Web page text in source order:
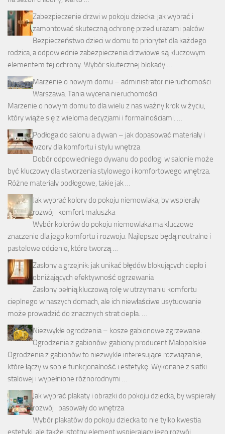
Zabezpieczenie drzwi w pokoju dziecka: jak wybrać i
zamontować skuteczną ochronę przed urazami palców
Bezpieczeństwo dzieci w domu to priorytet dla każdego
rodzica, a odpowiednie zabezpieczenia drzwiowe są kluczowym
elementem tej ochrony. Wybór skutecznej blokady …
Marzenie o nowym domu – administrator nieruchomości
Warszawa. Tania wycena nieruchomości
Marzenie o nowym domu to dla wielu z nas ważny krok w życiu,
który wiąże się z wieloma decyzjami i formalnościami. …
Podłoga do salonu a dywan – jak dopasować materiały i
wzory dla komfortu i stylu wnętrza
Dobór odpowiedniego dywanu do podłogi w salonie może
być kluczowy dla stworzenia stylowego i komfortowego wnętrza.
Różne materiały podłogowe, takie jak …
Jak wybrać kolory do pokoju niemowlaka, by wspierały
rozwój i komfort maluszka
Wybór kolorów do pokoju niemowlaka ma kluczowe
znaczenie dla jego komfortu i rozwoju. Najlepsze będą neutralne i
pastelowe odcienie, które tworzą …
Zasłony a grzejnik: jak unikać błędów blokujących ciepło i
obniżających efektywność ogrzewania
Zasłony pełnią kluczową rolę w utrzymaniu komfortu
cieplnego w naszych domach, ale ich niewłaściwe usytuowanie
może prowadzić do znacznych strat ciepła. …
Niezwykłe ogrodzenia – kosze gabionowe zgrzewane.
Ogrodzenia z gabionów: gabiony producent Małopolskie
Ogrodzenia z gabionów to niezwykle interesujące rozwiązanie,
które łączy w sobie funkcjonalność i estetykę. Wykonane z siatki
stalowej i wypełnione różnorodnymi …
Jak wybrać plakaty i obrazki do pokoju dziecka, by wspierały
rozwój i pasowały do wnętrza
Wybór plakatów do pokoju dziecka to nie tylko kwestia
estetyki, ale także istotny element wspierający jego rozwój.